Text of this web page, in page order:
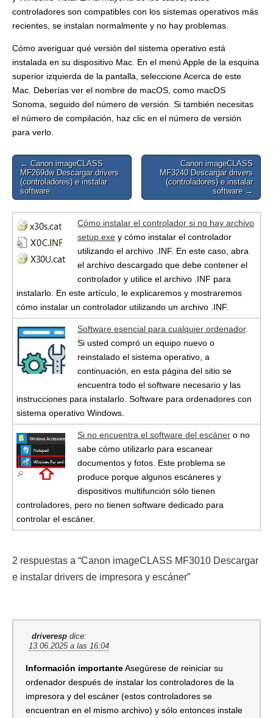
controladores son compatibles con los sistemas operativos más
recientes, se instalan normalmente y no hay problemas.
Cómo averiguar qué versión del sistema operativo está
instalada en su dispositivo Mac. En el menú Apple de la esquina
superior izquierda de la pantalla, seleccione Acerca de este
Mac. Deberías ver el nombre de macOS, como macOS
Sonoma, seguido del número de versión. Si también necesitas
el número de compilación, haz clic en el número de versión
para verlo.
Post
navigation
← Canon imageCLASS
MF269dw Descargar drivers
(controladores) e instalar
software
Canon imageCLASS
MF3240 Descargar drivers
(controladores) e instalar
software →
Cómo instalar el controlador si no hay archivo
setup.exe y cómo instalar el controlador
utilizando el archivo .INF. En este caso, abra
el archivo descargado que debe contener el
controlador y utilice el archivo .INF para
instalarlo. En este artículo, le explicaremos y mostraremos
cómo instalar un controlador utilizando un archivo .INF.
Software esencial para cualquier ordenador.
Si usted compró un equipo nuevo o
reinstalado el sistema operativo, a
continuación, en esta página del sitio se
encuentra todo el software necesario y las
instrucciones para instalarlo. Software para ordenadores con
sistema operativo Windows.
Si no encuentra el software del escáner o no
sabe cómo utilizarlo para escanear
documentos y fotos. Este problema se
produce porque algunos escáneres y
dispositivos multifunción sólo tienen
controladores, pero no tienen software dedicado para
controlar el escáner.
2 respuestas a “Canon imageCLASS MF3010 Descargar
e instalar drivers de impresora y escáner”
driveresp dice:
13.06.2025 a las 16:04
Información importanteAsegúrese de reiniciar su
ordenador después de instalar los controladores de la
impresora y del escáner (estos controladores se
encuentran en el mismo archivo) y sólo entonces instale